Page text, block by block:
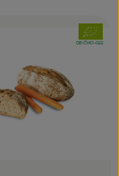
,
, Kontrollstelle:
DE-ÖKO-022